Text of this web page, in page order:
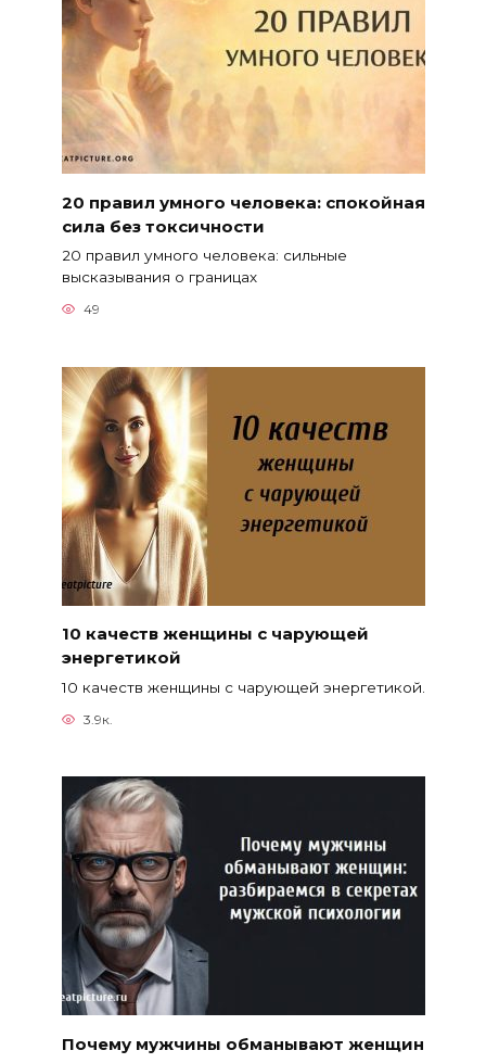
20 правил умного человека: спокойная
сила без токсичности
20 правил умного человека: сильные
высказывания о границах
49
10 качеств женщины с чарующей
энергетикой
10 качеств женщины с чарующей энергетикой.
3.9к.
Почему мужчины обманывают женщин